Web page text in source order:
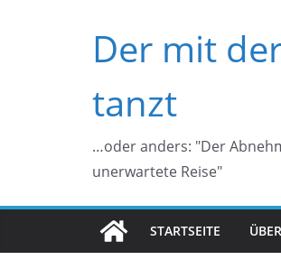
Der mit
tanzt
…oder anders: "Der
unerwartete Reise"
STARTSEITE